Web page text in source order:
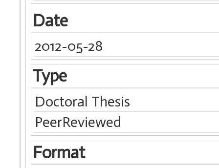
Date
2012-05-28
Type
Doctoral Thesis
PeerReviewed
Format